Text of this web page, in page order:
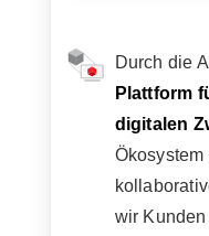
Durch die
Plattform
digitalen
Ökosystem
wir